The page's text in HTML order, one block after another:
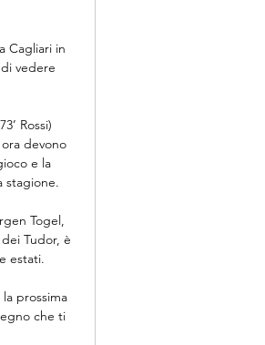
Cagliari in
vedere
Rossi)
devono
e la
stagione.
Togel,
Tudor, è
estati.
prossima
che ti